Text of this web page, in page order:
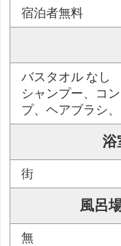
宿泊者無料
バスタオル なし
シャンプー、コ
プ、ヘアブラシ
浴
街
風呂
無